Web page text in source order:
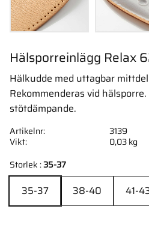
Hälsporreinlägg Relax
Hälkudde med uttagbar
Rekommenderas vid
stötdämpande.
Storlek :35-37
35-37 38-40 41-
Artikelnr
3139
Vikt
0,03 kg